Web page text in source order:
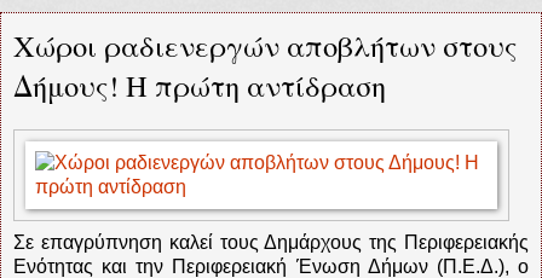
Χώροι ραδιενεργών αποβλήτων στους
Δήμους! Η πρώτη αντίδραση
Σε επαγρύπνηση καλεί τους Δημάρχους της Περιφερειακής
Ενότητας και την Περιφερειακή Ένωση Δήμων (Π.Ε.Δ.), ο